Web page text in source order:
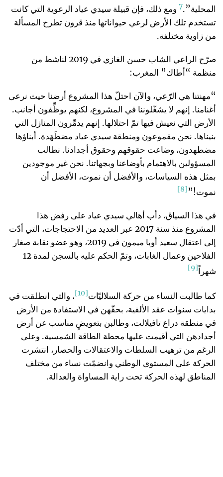
المحلية”.7ومع ذلك، فإن قبيلة سيدي عياد الرعوية التي كانت
تستخدم تلك الأرض لرعي حيواناتها منذ قرون تطرح المسألة
من زاوية مختلفة.
صرّح الراعي الشاب حسن الغازي في 2019 لناشط من
منظمة “أطاك” المغرب:
“مهنتنا هي الرّعي، والآن احتلّ هذا المشروع أرضنا حيث نرعى
أغنامنا. إنهم لا يشغّلوننا في المشروع، لكنهم يوظِّفون أجانب.
الأرض التي نعيش فيها تمّ احتلالها. إنهم يدمِّرون المنازل التي
بنيناها. نحن مقموعون ومنطقة سيدي عياد مضطَهَدة. أبناؤها
مضطهدون، وضاعت حقوقهم وحقوق أجدادنا. نطالب
المسؤولين بالاهتمام بأوضاعنا وبجهاتنا. نحن غير موجودين
بمثل هذه السياسات، والأفضل أن نموت، الأفضل أن
نموت!”[8]
في هذا السياق، دأب أهالي سيدي عياد على رفض هذا
المشروع منذ سنة 2017 عبر العديد من الاحتجاجات، التي أدّت
إلى اعتقال سعيد أوبا ميمون في 2019، وهو عضو نقابة صغار
الفلاحين وعمال الغابات، وتمّ الحكم عليه بالسجن لمدة 12
شهراً[9]
كما طالبت النساء من حركة السلاليّات[10]
، والتي انطلقت في
بدايات سنوات عقد الألفية، بحقّهن في الاستفادة من الأرض
في منطقة دراع تافيلالت، وطالبن بتعويضٍ مناسب عن أرض
أجدادهن التي أقيمت عليها محطة الطاقة الشمسية. وعلى
الرغم من ترهيب السلطات والاعتقالات والحصار، انتشرت
الحركة على المستوى الوطني وانضمّت نساء من مختلف
المناطق لهذه الحركة تحت راية المساواة والعدالة.